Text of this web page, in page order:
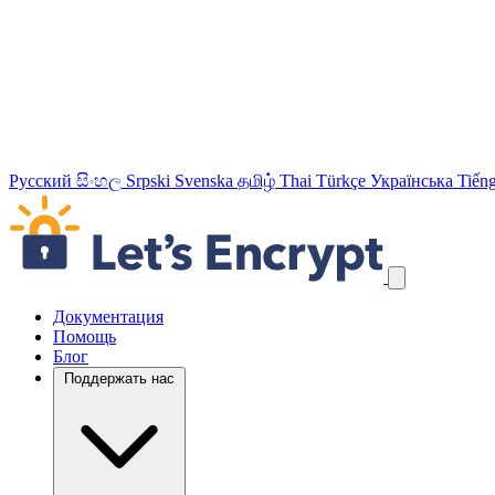
Русский සිංහල Srpski Svenska தமிழ் Thai Türkçe Українська
Пропустить навигационные ссылки
Документация
Помощь
Блог
Поддержать нас